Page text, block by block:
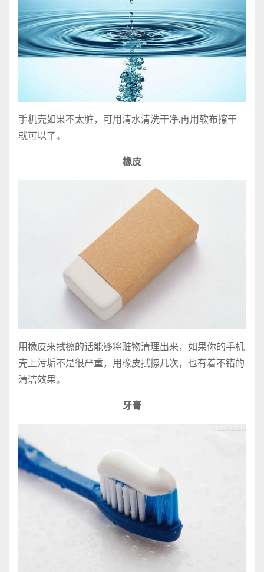
手机壳如果不太脏，可用清水清洗干净,再用软布擦干
就可以了。
橡皮
用橡皮来拭擦的话能够将赃物清理出来，如果你的手机
壳上污垢不是很严重，用橡皮拭擦几次，也有着不错的
清洁效果。
牙膏